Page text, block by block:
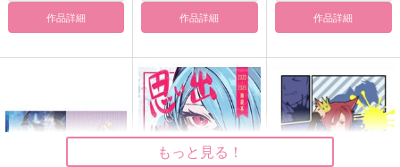
作品詳細 作品詳細 作品詳細
もっと見る！